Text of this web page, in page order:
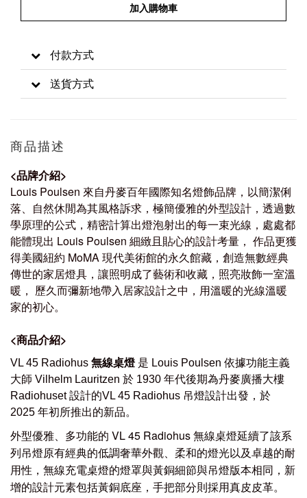
加入購物車
付款方式
送貨方式
商品描述
<品牌介紹>
Louis Poulsen 來自丹麥百年國際知名燈飾品牌，以簡潔俐
落、自然休閒為其風格訴求，極簡優雅的外型設計，透過數
學原理的公式，精密計算出燈泡射出的每一束光線，處處都
能體現出 Louis Poulsen 細緻且貼心的設計考量， 作品更獲
得美國紐約 MoMA現代美術館的永久館藏，創造無數經典
傳世的家居燈具，讓照明成了藝術和收藏，照亮妝飾一室溫
暖， 歷久而彌新地帶入居家設計之中，用溫暖的光線溫暖
家的初心。
<商品介紹>
VL 45 Radiohus 無線桌燈 是 Louis Poulsen 依據功能主義
大師 Vilhelm Lauritzen 於 1930 年代後期為丹麥廣播大樓
Radiohuset 設計的VL 45 Radiohus 吊燈設計出發，於
2025 年初所推出的新品。
外型優雅、多功能的 VL 45 Radiohus無線桌燈延續了該系
列吊燈原有經典的低調奢華外觀、柔和的燈光以及卓越的耐
用性， 無線充電桌燈的燈罩與黃銅細節與吊燈版本相同，新
增的設計元素包括黃銅底座，手把部分則採用真皮皮革。